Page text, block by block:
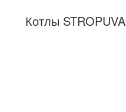
Котлы STROPUVA